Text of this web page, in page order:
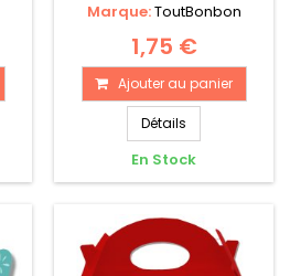
Marque:ToutBonbon
1,75 €
Ajouter au panier
Détails
En Stock